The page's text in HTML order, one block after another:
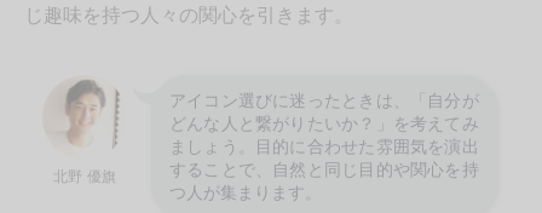
じ趣味を持つ人々の関心を引きます。
北野 優旗
アイコン選びに迷ったときは、「自分が
どんな人と繋がりたいか？」を考えてみ
ましょう。目的に合わせた雰囲気を演出
することで、自然と同じ目的や関心を持
つ人が集まります。